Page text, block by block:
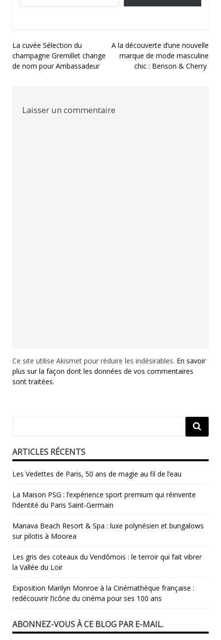
Navigation
de
La cuvée Sélection du
champagne Gremillet change
de nom pour Ambassadeur
A la découverte d’une nouvelle
marque de mode masculine
chic : Benson & Cherry
Laisser un commentaire
Ce site utilise Akismet pour réduire les indésirables. En savoir
plus sur la façon dont les données de vos commentaires
sont traitées.
ARTICLES RÉCENTS
Les Vedettes de Paris, 50 ans de magie au fil de l’eau
La Maison PSG : l’expérience sport premium qui réinvente
l’identité du Paris Saint‑Germain
Manava Beach Resort & Spa : luxe polynésien et bungalows
sur pilotis à Moorea
Les gris des coteaux du Vendômois : le terroir qui fait vibrer
la Vallée du Loir
​Exposition Marilyn Monroe à la Cinémathèque française :
redécouvrir l’icône du cinéma pour ses 100 ans
ABONNEZ-VOUS À CE BLOG PAR E-MAIL.